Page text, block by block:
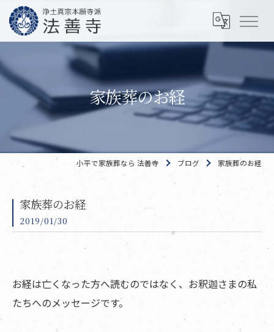
家族葬のお経
小平で家族葬なら 法善寺 ブログ 家族葬のお経
家族葬のお経
2019/01/30
お経は亡くなった方へ読むのではなく、お釈迦さまの私
たちへのメッセージです。